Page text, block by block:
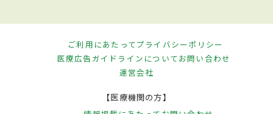
ご利用にあたってプライバシーポリシー
医療広告ガイドラインについてお問い合わせ
運営会社
【医療機関の方】